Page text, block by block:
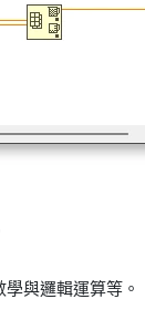
與邏輯運算等。